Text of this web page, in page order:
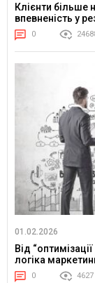
Клієнти більше
впевненість у
0
01.02.2026
Від
логіка
0 4627